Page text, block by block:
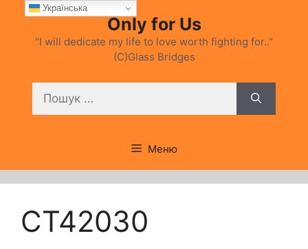
Перейти
вмісту
Only for Us
"I will dedicate my life to love worth fighting for.."
(C)Glass Bridges
Меню
CT42030
Українська